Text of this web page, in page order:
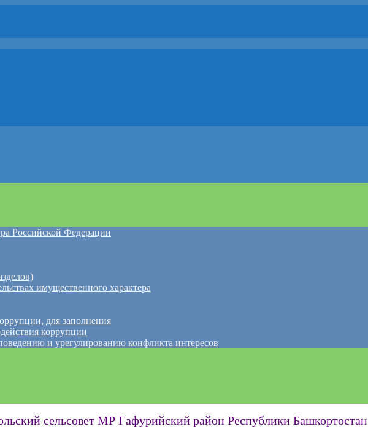
Российской Федерации
имущественного характера
для заполнения
коррупции
и урегулированию конфликта интересов
сельсовет МР Гафурийский район Республики Башкортостан